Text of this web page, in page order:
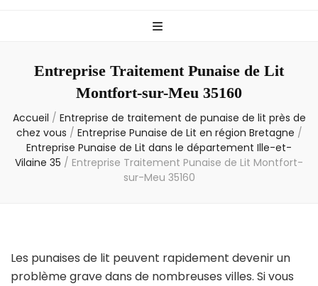
– Info
Entreprise Traitement Punaise de Lit
Montfort-sur-Meu 35160
Accueil / Entreprise de traitement de punaise de lit près de
chez vous / Entreprise Punaise de Lit en région Bretagne /
Entreprise Punaise de Lit dans le département Ille-et-
Vilaine 35 / Entreprise Traitement Punaise de Lit Montfort-
sur-Meu 35160
Les punaises de lit peuvent rapidement devenir un
problème grave dans de nombreuses villes. Si vous